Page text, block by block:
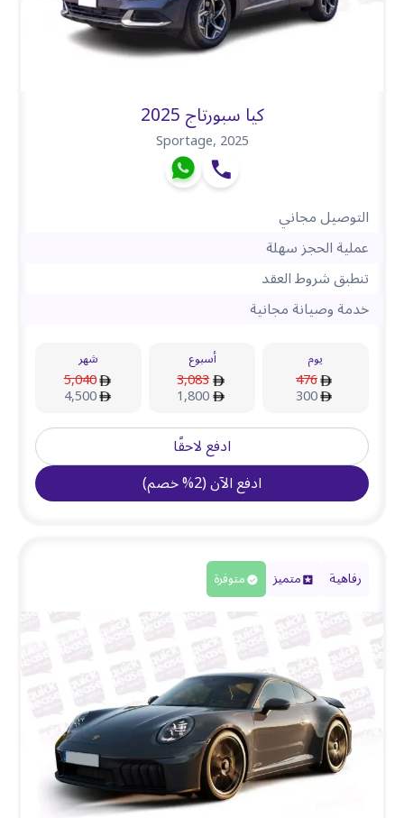
كيا سبورتاج 2025
Sportage,2025
التوصيل مجاني
عملية الحجز سهلة
تنطبق شروط العقد
خدمة وصيانة مجانية
يوم
476
300
أسبوع
3,083
1,800
شهر
5,040
4,500
ادفع لاحقًا
ادفع الآن(
2
%خصم)
رفاهية متميز متوفرة